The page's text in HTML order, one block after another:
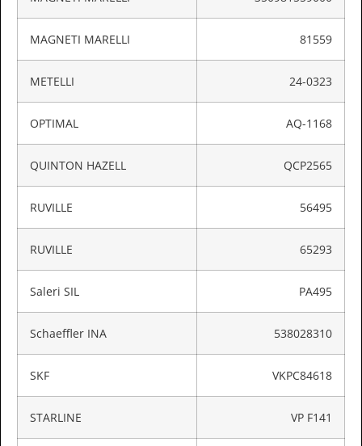
MAGNETI MARELLI 81559
METELLI 24-0323
OPTIMAL AQ-1168
QUINTON HAZELL QCP2565
RUVILLE 56495
RUVILLE 65293
Saleri SIL PA495
Schaeffler INA 538028310
SKF VKPC84618
STARLINE VP F141